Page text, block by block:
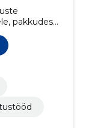
pakkudes
ka